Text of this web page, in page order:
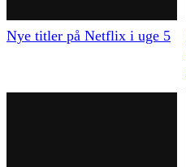
Nye titler på Netflix i uge 5